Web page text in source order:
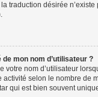
traduction désirée
mon nom d’utilisateur ?
votre nom d’utilisateur
activité selon le nombre
qui est bien souvent